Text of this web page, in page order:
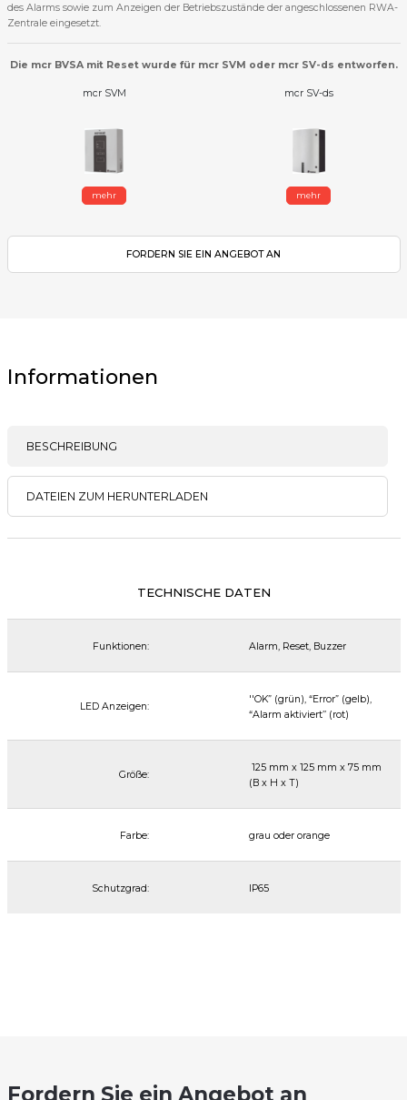
des Alarms sowie zum Anzeigen der Betriebszustände der angeschlossenen RWA-
Zentrale eingesetzt.
Die mcr BVSA mit Reset wurde für mcr SVM oder mcr SV-ds entworfen.
mcr SVM mcr SV-ds
mehr mehr
FORDERN SIE EIN ANGEBOT AN
Informationen
BESCHREIBUNG
DATEIEN ZUM HERUNTERLADEN
TECHNISCHE DATEN
Funktionen: Alarm, Reset, Buzzer
LED Anzeigen:
''OK” (grün), “Error” (gelb),
“Alarm aktiviert’’ (rot)
Größe:
125 mm x 125 mm x 75 mm
(B x H x T)
Farbe: grau oder orange
Schutzgrad: IP65
Fordern Sie ein Angebot an